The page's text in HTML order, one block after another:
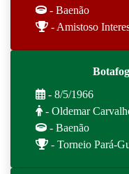
- Baenão
- Amistoso
- 8/5/1966
- Oldemar
- Baenão
- Torneio Pará-